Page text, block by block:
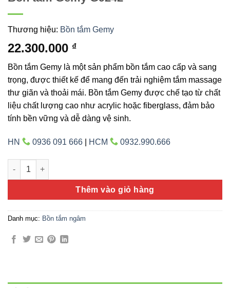
Thương hiệu: Bồn tắm Gemy
22.300.000 ₫
Bồn tắm Gemy là một sản phẩm bồn tắm cao cấp và sang
trọng, được thiết kế để mang đến trải nghiệm tắm massage
thư giãn và thoải mái. Bồn tắm Gemy được chế tạo từ chất
liệu chất lượng cao như acrylic hoặc fiberglass, đảm bảo
tính bền vững và dễ dàng vệ sinh.
HN 0936 091 666 HCM 0932.990.666
Bồn tắm Gemy G9242 số lượng
Thêm vào giỏ hàng
Danh mục: Bồn tắm ngâm